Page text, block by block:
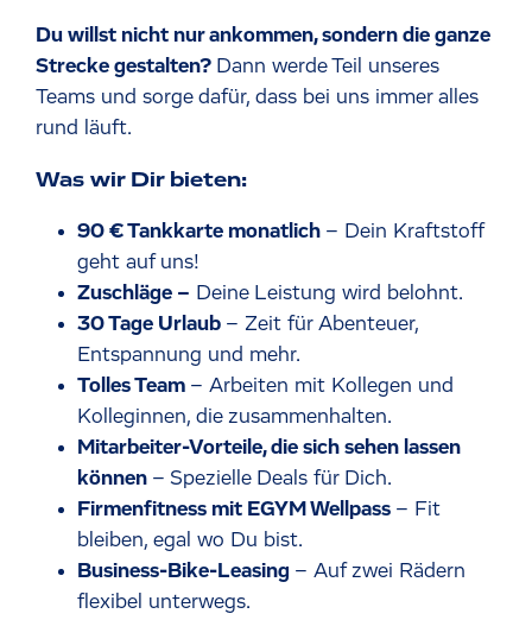
Du willst nicht nur ankommen, sondern die ganze
Strecke gestalten? Dann werde Teil unseres
Teams und sorge dafür, dass bei uns immer alles
rund läuft.
Was wir Dir bieten:
90 € Tankkarte monatlich – Dein Kraftstoff
geht auf uns!
Zuschläge – Deine Leistung wird belohnt.
30 Tage Urlaub – Zeit für Abenteuer,
Entspannung und mehr.
Tolles Team – Arbeiten mit Kollegen und
Kolleginnen, die zusammenhalten.
Mitarbeiter-Vorteile, die sich sehen lassen
können – Spezielle Deals für Dich.
Firmenfitness mit EGYM Wellpass – Fit
bleiben, egal wo Du bist.
Business-Bike-Leasing – Auf zwei Rädern
flexibel unterwegs.